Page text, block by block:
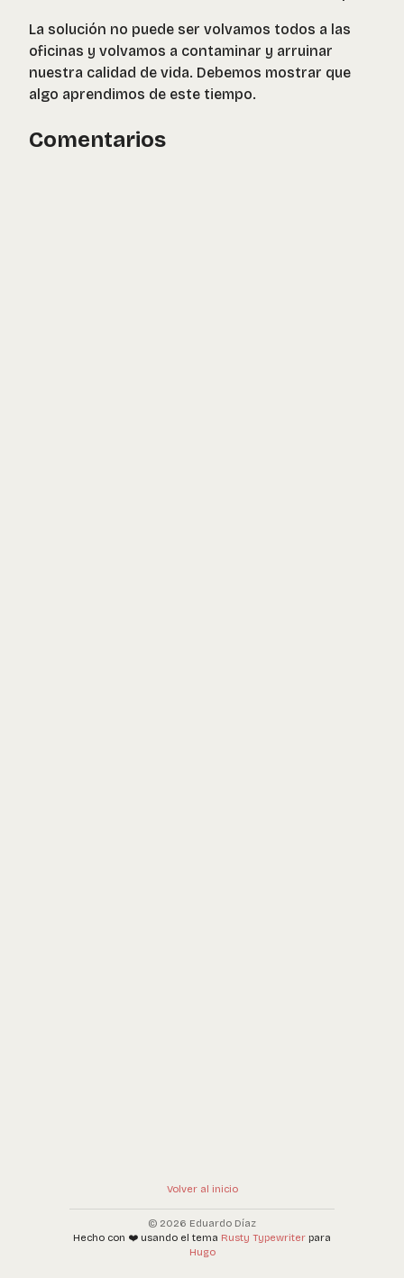
La solución no puede ser volvamos todos a las
oficinas y volvamos a contaminar y arruinar
nuestra calidad de vida. Debemos mostrar que
algo aprendimos de este tiempo.
Comentarios
Volver al inicio
© 2026 Eduardo Díaz
Hecho con ❤️ usando el tema Rusty Typewriter para
Hugo